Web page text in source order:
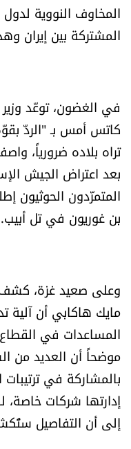
من نحن
للتواصل معنا
شروط الإشتراك
المخاوف النووية
المشتركة بين إيران
في الغضون، توعّد وزير
كاتس أمس بـ "الردّ
تراه بلاده ضرورياً،
بعد اعتراض الجيش
المتمرّدون الحوثيون
بن غوريون في تل أبيب.
وعلى صعيد غزة، كشف
مايك هاكابي أن آلية
المساعدات في القطاع
موضحاً أن العديد من
بالمشاركة في
إدارتها شركات
إلى أن التفاصيل